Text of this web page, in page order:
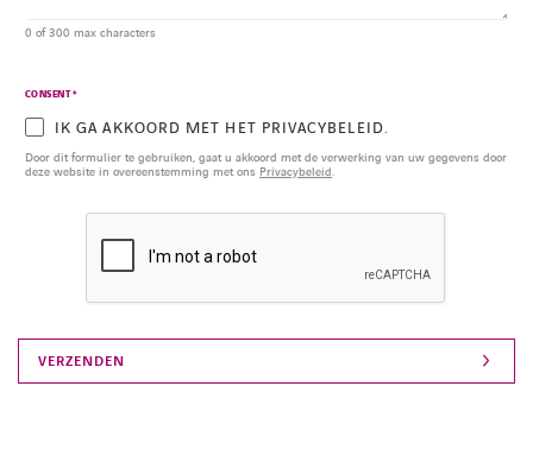
0 of 300 max characters
CONSENT*
IK GA AKKOORD MET HET PRIVACYBELEID.
Door dit formulier te gebruiken, gaat u akkoord met de verwerking van uw gegevens door
deze website in overeenstemming met ons Privacybeleid.